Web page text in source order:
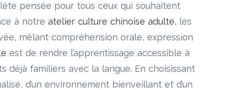
pensée pour tous ceux qui souhaitent
à notre atelier culture chinoise adulte, les
mêlant compréhension orale, expression
est de rendre l’apprentissage accessible à
familiers avec la langue. En choisissant
d’un environnement bienveillant et d’un